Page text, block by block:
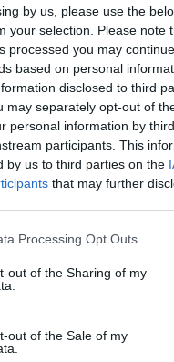
by us, please use the
your selection. Please note
processed you may
based on personal
disclosed to third
may separately opt-out of
personal information by
participants. This
by us to third parties on the
that may further
Processing Opt Outs
out of the Sharing of my
out of the Sale of my
Lupta politicii
prezentul
Cărbune și picioare-n
Coaliția antieuropeană
bucură: fluviul Dunărea